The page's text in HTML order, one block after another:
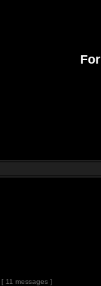
[ 11 messages ]